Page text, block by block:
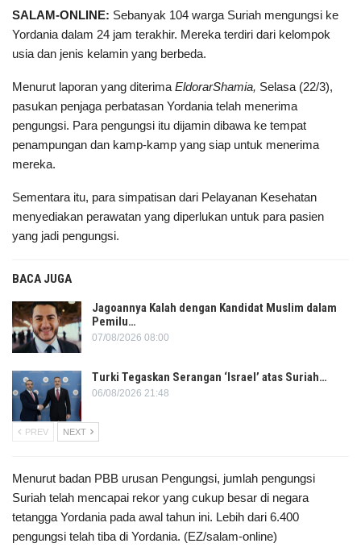
SALAM-ONLINE: Sebanyak 104 warga Suriah mengungsi ke
Yordania dalam 24 jam terakhir. Mereka terdiri dari kelompok
usia dan jenis kelamin yang berbeda.
Menurut laporan yang diterima EldorarShamia, Selasa (22/3),
pasukan penjaga perbatasan Yordania telah menerima
pengungsi. Para pengungsi itu dijamin dibawa ke tempat
penampungan dan kamp-kamp yang siap untuk menerima
mereka.
Sementara itu, para simpatisan dari Pelayanan Kesehatan
menyediakan perawatan yang diperlukan untuk para pasien
yang jadi pengungsi.
BACA JUGA
Jagoannya Kalah dengan Kandidat Muslim dalam
Pemilu…
07/08/2026 08:00
Turki Tegaskan Serangan ‘Israel’ atas Suriah…
06/08/2026 21:48
PREV NEXT
Menurut badan PBB urusan Pengungsi, jumlah pengungsi
Suriah telah mencapai rekor yang cukup besar di negara
tetangga Yordania pada awal tahun ini. Lebih dari 6.400
pengungsi telah tiba di Yordania. (EZ/salam-online)